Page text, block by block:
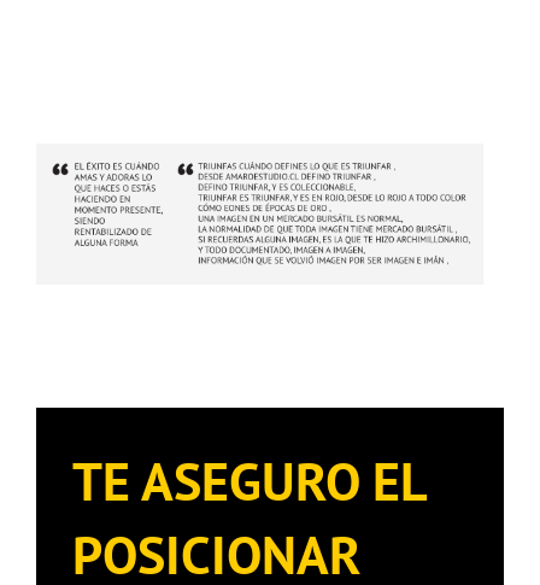
TE ASEGURO EL
POSICIONAR